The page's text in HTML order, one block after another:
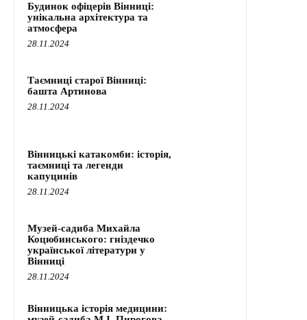
Будинок офіцерів Вінниці:
унікальна архітектура та
атмосфера
28.11.2024
Таємниці старої Вінниці:
башта Артинова
28.11.2024
Вінницькі катакомби: історія,
таємниці та легенди
капуцинів
28.11.2024
Музей-садиба Михайла
Коцюбинського: гніздечко
української літератури у
Вінниці
28.11.2024
Вінницька історія медицини: